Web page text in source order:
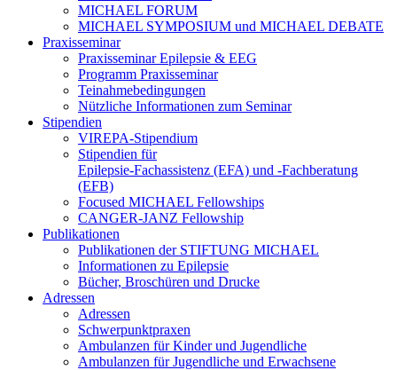
MICHAEL FORUM
MICHAEL SYMPOSIUM und MICHAEL DEBATE
Praxisseminar
Praxisseminar Epilepsie & EEG
Programm Praxisseminar
Teinahmebedingungen
Nützliche Informationen zum Seminar
Stipendien
VIREPA-Stipendium
Stipendien für
Epilepsie-Fachassistenz (EFA) und -Fachberatung
(EFB)
Focused MICHAEL Fellowships
CANGER-JANZ Fellowship
Publikationen
Publikationen der STIFTUNG MICHAEL
Informationen zu Epilepsie
Bücher, Broschüren und Drucke
Adressen
Adressen
Schwerpunktpraxen
Ambulanzen für Kinder und Jugendliche
Ambulanzen für Jugendliche und Erwachsene